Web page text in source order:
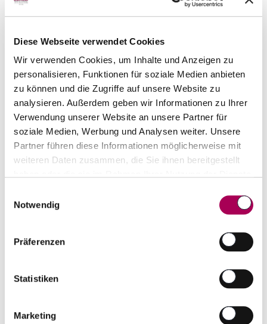
Diese Webseite verwendet Cookies
Wir verwenden Cookies, um Inhalte und Anzeigen zu
personalisieren, Funktionen für soziale Medien anbieten
zu können und die Zugriffe auf unsere Website zu
analysieren. Außerdem geben wir Informationen zu Ihrer
Verwendung unserer Website an unsere Partner für
soziale Medien, Werbung und Analysen weiter. Unsere
Partner führen diese Informationen möglicherweise mit
weiteren Daten zusammen, die Sie ihnen bereitgestellt
Notwendig
Präferenzen
Statistiken
Marketing
Top-Seller von Produzent
Balvenie 14 years Caribbean Cask Scotch Single
Artikel sofort lieferbar
Anzahl